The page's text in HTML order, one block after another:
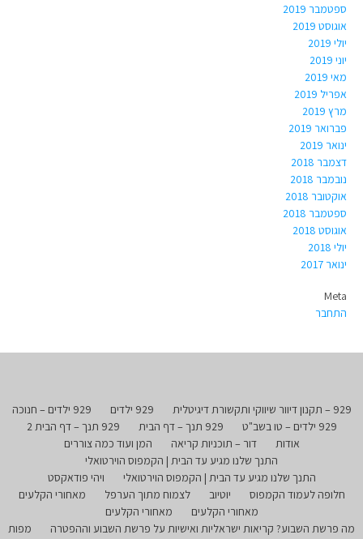
ספטמבר 2019
אוגוסט 2019
יולי 2019
יוני 2019
מאי 2019
אפריל 2019
מרץ 2019
פברואר 2019
ינואר 2019
דצמבר 2018
נובמבר 2018
אוקטובר 2018
ספטמבר 2018
אוגוסט 2018
יולי 2018
ינואר 2017
Meta
התחבר
929 – תקנון דיוור שיווקי ותקשורת דיגיטלית 929 ילדים
929 ילדים – חנוכה
929 ילדים – טו בשב"ט
929 תנך – דף הבית
929 תנך – דף הבית 2
אודות
דור – תוכניות קריאה
המן ועוד כמה צוררים
התנך שלנו מגיע עד הבית | הקמפוס הוירטואלי
התנך שלנו מגיע עד הבית | הקמפוס הוירטואלי
ויהי פודאקסט
חלופה לעמוד הקמפוס
יוטיוב לצמוח מתוך הערפל
מאחורי הקלעים
מאחורי הקלעים
מאחורי הקלעים
מה פרשת השבוע? קריאות ישראליות ואישיות על פרשת השבוע וההפטרה
מפות